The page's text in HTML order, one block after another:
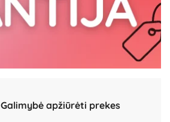
Galimybė apžiūrėti prekes